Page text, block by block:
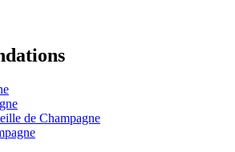
VR302233
de Champagne